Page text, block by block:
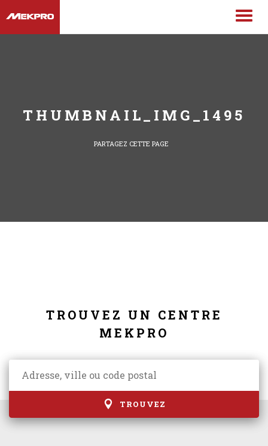
THUMBNAIL_IMG_1495
PARTAGEZ CETTE PAGE
TROUVEZ UN CENTRE
MEKPRO
TROUVEZ